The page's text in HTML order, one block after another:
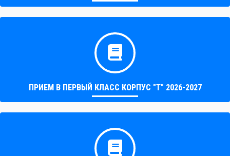
ПРИЕМ В ПЕРВЫЙ КЛАСС КОРПУС "Т" 2026-2027